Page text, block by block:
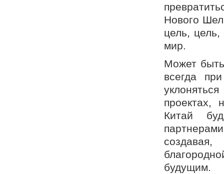
Нового
цель, цель,
мир.
Может
всегда
проектах,
Китай
будущим.